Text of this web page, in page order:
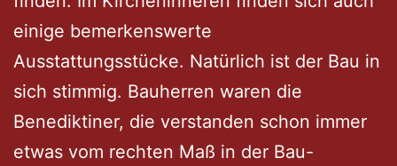
einige bemerkenswerte
Ausstattungsstücke. Natürlich ist der Bau in
sich stimmig. Bauherren waren die
Benediktiner, die verstanden schon immer
etwas vom rechten Maß in der Bau-